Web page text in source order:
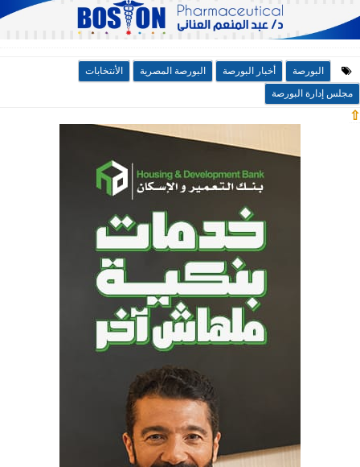
البورصة أخبار البورصة البورصة المصرية
الأنتخابات
مجلس إدارة البورصة
⇧